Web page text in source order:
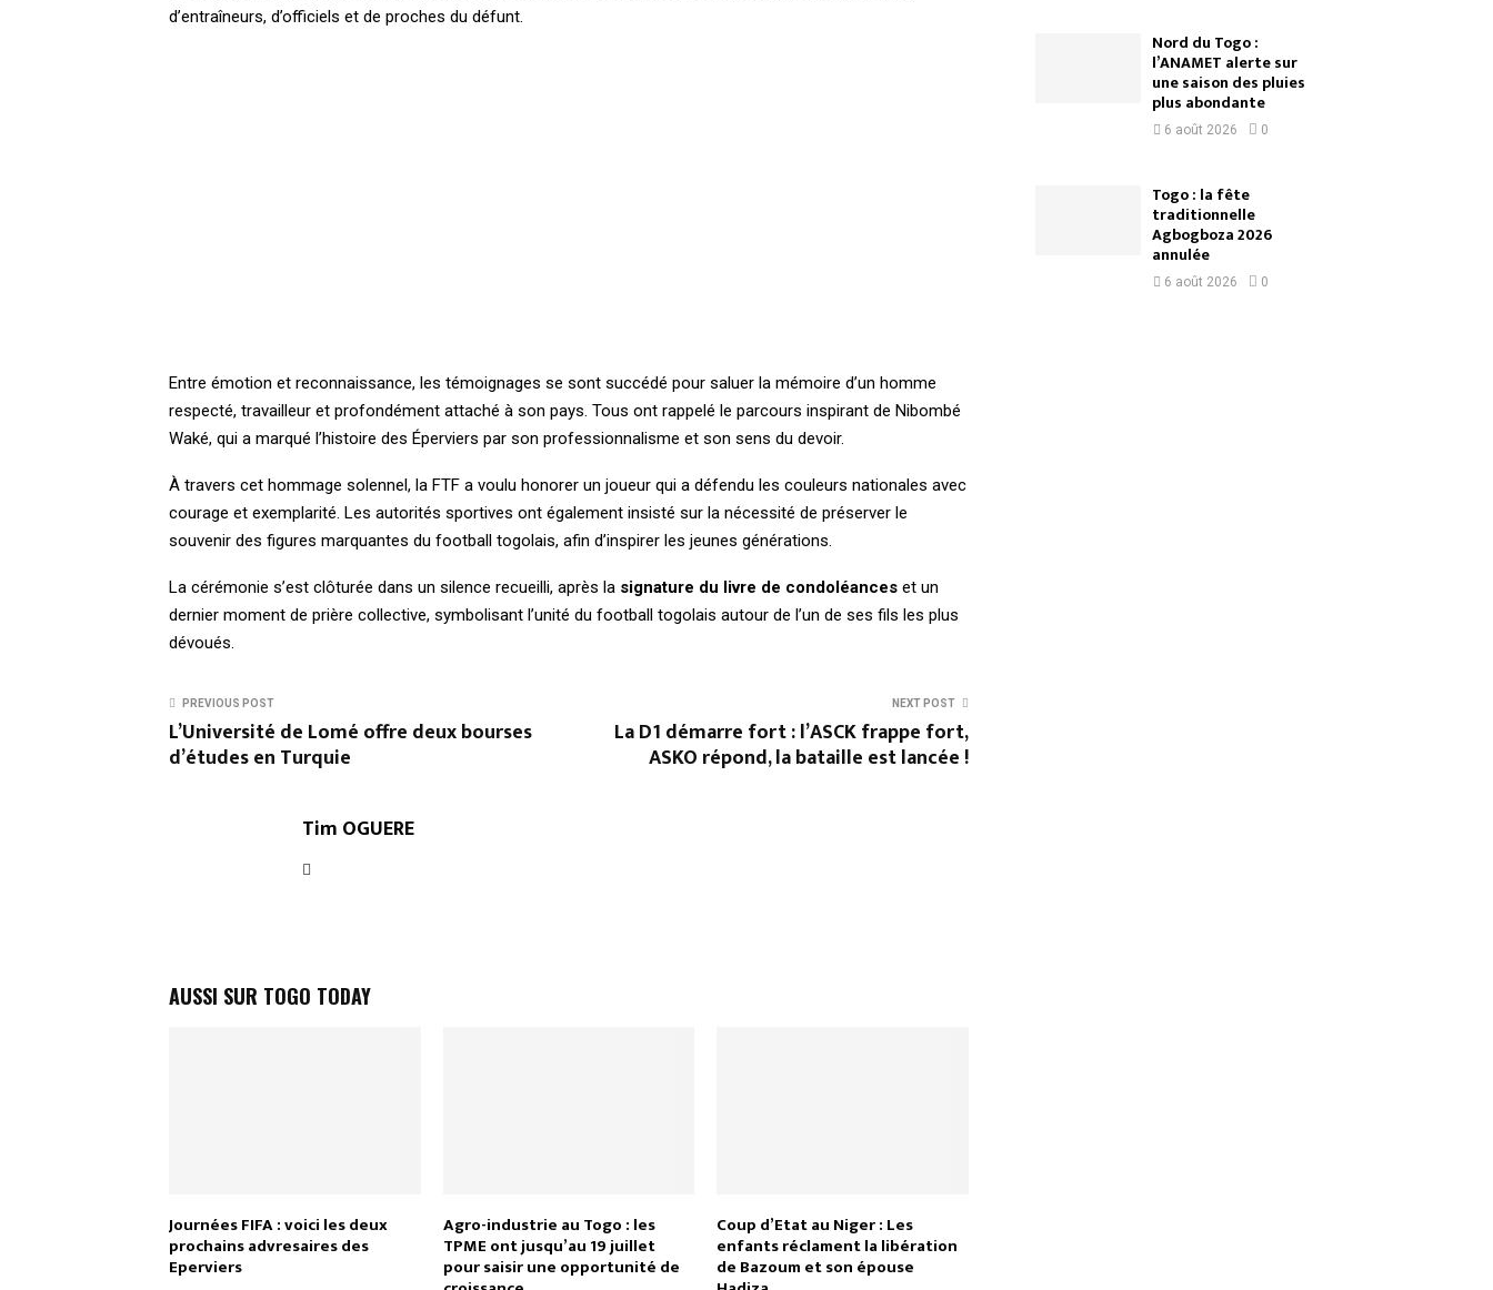
d’entraîneurs, d’officiels et de proches du défunt.
Entre émotion et reconnaissance, les témoignages se sont succédé pour saluer la mémoire d’un homme
respecté, travailleur et profondément attaché à son pays. Tous ont rappelé le parcours inspirant de Nibombé
Waké, qui a marqué l’histoire des Éperviers par son professionnalisme et son sens du devoir.
À travers cet hommage solennel, la FTF a voulu honorer un joueur qui a défendu les couleurs nationales avec
courage et exemplarité. Les autorités sportives ont également insisté sur la nécessité de préserver le
souvenir des figures marquantes du football togolais, afin d’inspirer les jeunes générations.
La cérémonie s’est clôturée dans un silence recueilli, après la signature du livre de condoléances et un
dernier moment de prière collective, symbolisant l’unité du football togolais autour de l’un de ses fils les plus
dévoués.
PREVIOUS POST
L’Université de Lomé offre deux bourses
d’études en Turquie
NEXT POST
La D1 démarre fort : l’ASCK frappe fort,
ASKO répond, la bataille est lancée !
Tim OGUERE
AUSSI SUR TOGO TODAY
Journées FIFA : voici les deux
prochains advresaires des
Eperviers
Agro-industrie au Togo : les
TPME ont jusqu’au 19 juillet
pour saisir une opportunité de
Coup d’Etat au Niger : Les
enfants réclament la libération
de Bazoum et son épouse
Nord du Togo :
l’ANAMET alerte sur
une saison des pluies
plus abondante
6 août 2026 0
Togo : la fête
traditionnelle
Agbogboza 2026
annulée
6 août 2026 0